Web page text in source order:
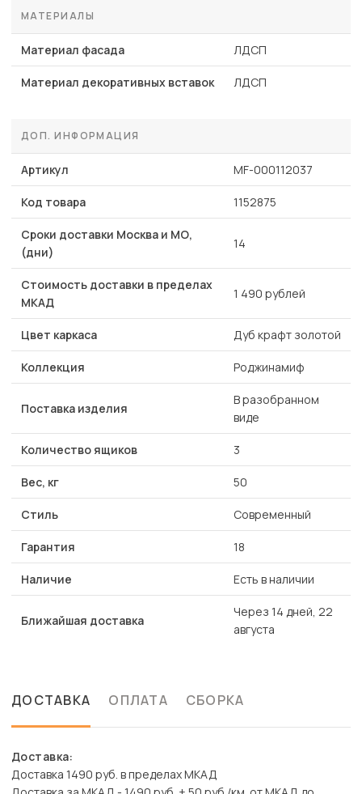
МАТЕРИАЛЫ
Материал фасада ЛДСП
Материал декоративных вставок ЛДСП
ДОП. ИНФОРМАЦИЯ
Артикул MF-000112037
Код товара 1152875
Сроки доставки Москва и МО,
(дни)
14
Стоимость доставки в пределах
МКАД
1 490 рублей
Цвет каркаса Дуб крафт золотой
Коллекция Роджинамиф
Поставка изделия
В разобранном
виде
Количество ящиков 3
Вес, кг 50
Стиль Современный
Гарантия 18
Наличие Есть в наличии
Ближайшая доставка
Через 14 дней, 22
августа
ДОСТАВКА ОПЛАТА СБОРКА
Доставка:
Доставка 1490 руб. в пределах МКАД